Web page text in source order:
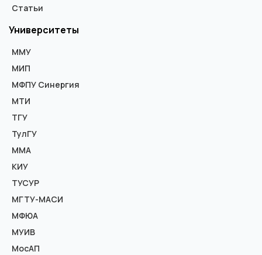
Статьи
Университеты
ММУ
МИП
МФПУ Синергия
МТИ
ТГУ
ТулГУ
ММА
КИУ
ТУСУР
МГТУ-МАСИ
МФЮА
МУИВ
МосАП